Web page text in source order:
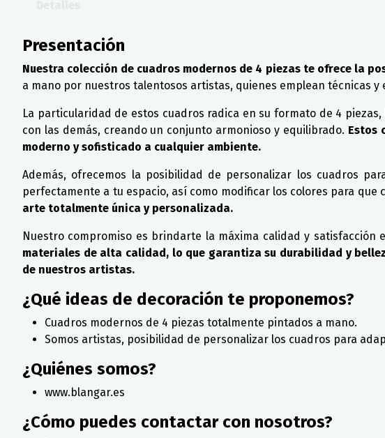
Presentación
Nuestra colección de cuadros modernos de 4 piezas te ofrece la
a mano por nuestros talentosos artistas, quienes emplean técnicas
La particularidad de estos cuadros radica en su formato de 4
con las demás, creando un conjunto armonioso y equilibrado. Estos
moderno y sofisticado a cualquier ambiente.
Además, ofrecemos la posibilidad de personalizar los cuadros
perfectamente a tu espacio, así como modificar los colores para
arte totalmente única y personalizada.
Nuestro compromiso es brindarte la máxima calidad y satisfacción
materiales de alta calidad, lo que garantiza su durabilidad y
de nuestros artistas.
¿Qué ideas de decoración te proponemos?
Cuadros modernos de 4 piezas totalmente pintados a mano.
Somos artistas, posibilidad de personalizar los cuadros para
¿Quiénes somos?
www.blangar.es
¿Cómo puedes contactar con nosotros?